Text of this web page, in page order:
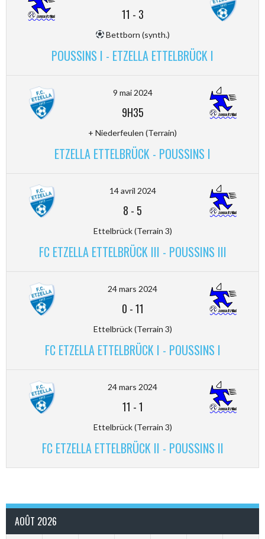
11 - 3
Bettborn (synth.)
POUSSINS I - ETZELLA ETTELBRÜCK I
9 mai 2024
9H35
+ Niederfeulen (Terrain)
ETZELLA ETTELBRÜCK - POUSSINS I
14 avril 2024
8 - 5
Ettelbrück (Terrain 3)
FC ETZELLA ETTELBRÜCK III - POUSSINS III
24 mars 2024
0 -11
Ettelbrück (Terrain 3)
FC ETZELLA ETTELBRÜCK I - POUSSINS I
24 mars 2024
11 -1
Ettelbrück (Terrain 3)
FC ETZELLA ETTELBRÜCK II - POUSSINS II
AOÛT 2026